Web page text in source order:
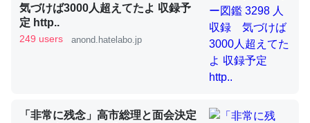
ど、短期記憶というには多い分量。進化すればするほど分
かりやすく強くなりそう
─GPTの仕組みと限界についての考察（１） - conceptualization
気づけば3000人超えてたよ 収録予
定 http..
249 users anond.hatelabo.jp
「非常に残念」高市総理と面会決定